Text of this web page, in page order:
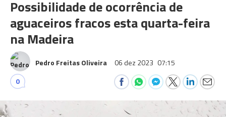
Possibilidade de ocorrência de
aguaceiros fracos esta quarta-feira
na Madeira
Pedro Freitas Oliveira 06 dez 2023 07:15
0